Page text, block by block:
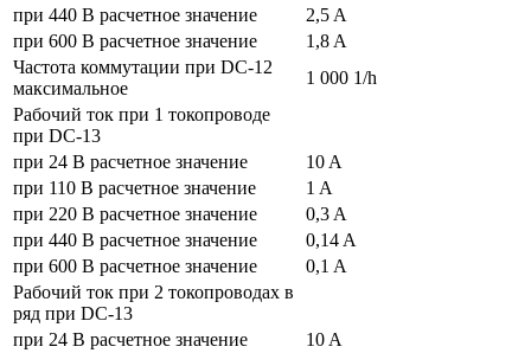
при 440 В расчетное значение
2,5 A
при 600 В расчетное значение
1,8 A
Частота коммутации при DC-12
максимальное
1 000 1/h
Рабочий ток при 1 токопроводе
при DC-13
при 24 В расчетное значение
10 A
при 110 В расчетное значение
1 A
при 220 В расчетное значение
0,3 A
при 440 В расчетное значение
0,14 A
при 600 В расчетное значение
0,1 A
Рабочий ток при 2 токопроводах в
ряд при DC-13
при 24 В расчетное значение
10 A